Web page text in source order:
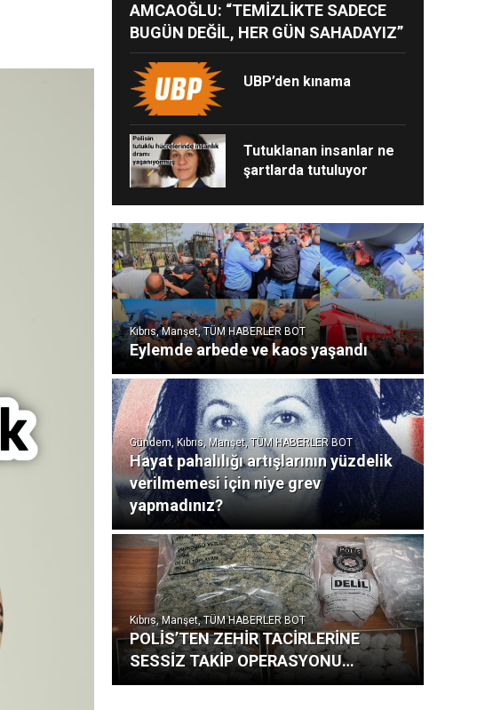
AMCAOĞLU: “TEMİZLİKTE SADECE
BUGÜN DEĞİL, HER GÜN SAHADAYIZ”
UBP’den kınama
Tutuklanan insanlar ne
şartlarda tutuluyor
Kıbrıs, Manşet, TÜM HABERLER BOT
Eylemde arbede ve kaos yaşandı
Gündem, Kıbrıs, Manşet, TÜM HABERLER BOT
Hayat pahalılığı artışlarının yüzdelik
verilmemesi için niye grev
yapmadınız?
Kıbrıs, Manşet, TÜM HABERLER BOT
POLİS’TEN ZEHİR TACİRLERİNE
SESSİZ TAKİP OPERASYONU…